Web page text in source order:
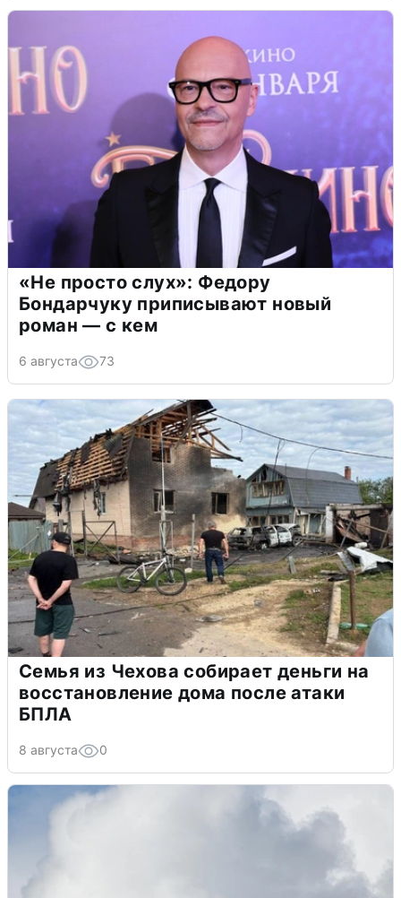
«Не просто слух»: Федору
Бондарчуку приписывают новый
роман — с кем
6 августа 73
Семья из Чехова собирает деньги на
восстановление дома после атаки
БПЛА
8 августа 0